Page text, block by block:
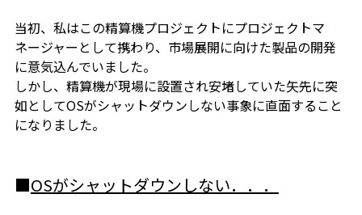
当初、私はこの精算機プロジェクトにプロジェクトマ
ネージャーとして携わり、市場展開に向けた製品の開発
に意気込んでいました。
しかし、精算機が現場に設置され安堵していた矢先に突
如としてOSがシャットダウンしない事象に直面すること
になりました。
■OSがシャットダウンしない．．．